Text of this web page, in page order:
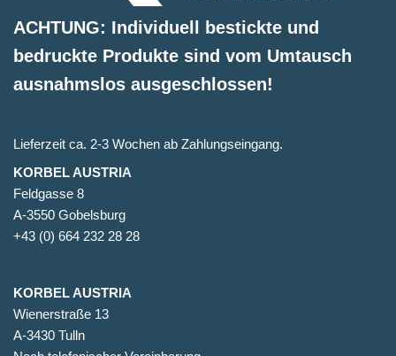
ACHTUNG: Individuell bestickte und
bedruckte Produkte sind vom Umtausch
ausnahmslos ausgeschlossen!
Lieferzeit ca. 2-3 Wochen ab Zahlungseingang.
KORBEL AUSTRIA
Feldgasse 8
A-3550 Gobelsburg
+43 (0) 664 232 28 28
KORBEL AUSTRIA
Wienerstraße 13
A-3430 Tulln